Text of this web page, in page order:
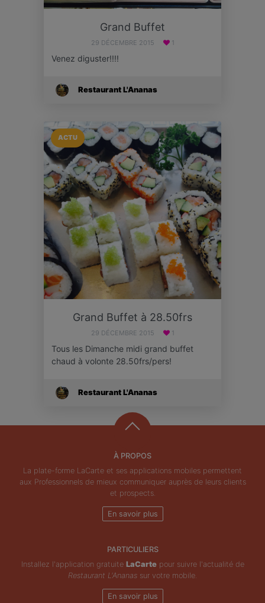
Grand Buffet
29 DÉCEMBRE 2015 1
Venez diguster!!!!
Restaurant L'Ananas
ACTU
Grand Buffet à 28.50frs
29 DÉCEMBRE 2015 1
Tous les Dimanche midi grand buffet
chaud à volonte 28.50frs/pers!
Restaurant L'Ananas
À PROPOS
La plate-forme LaCarte et ses applications mobiles permettent
aux Professionnels de mieux communiquer auprès de leurs clients
et prospects.
En savoir plus
PARTICULIERS
Installez l'application gratuite LaCartepour suivre l'actualité de
Restaurant L'Ananas sur votre mobile.
En savoir plus